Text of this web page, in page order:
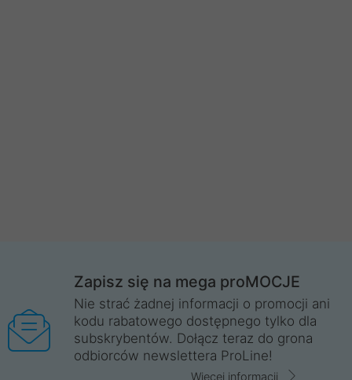
Zapisz się na mega proMOCJE
Nie strać żadnej informacji o promocji ani
kodu rabatowego dostępnego tylko dla
subskrybentów. Dołącz teraz do grona
odbiorców newslettera ProLine!
Więcej informacji